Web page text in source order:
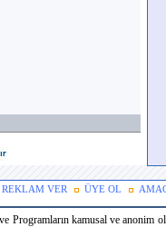
REKLAM VER ÜYE OL
kamusal ve anonim